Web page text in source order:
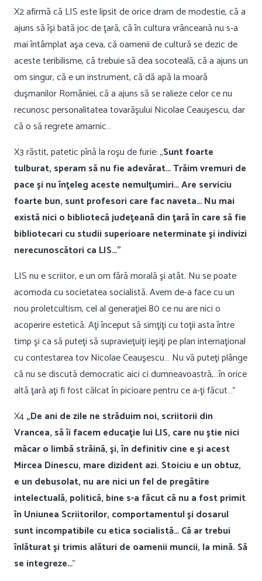
X2 afirmă că LIS este lipsit de orice dram de modestie, că a
ajuns să îşi bată joc de ţară, că în cultura vrânceană nu s-a
mai întâmplat aşa ceva, că oamenii de cultură se dezic de
aceste teribilisme, că trebuie să dea socoteală, că a ajuns un
om singur, că e un instrument, că dă apă la moară
duşmanilor României, că a ajuns să se ralieze celor ce nu
recunosc personalitatea tovarăşului Nicolae Ceauşescu, dar
că o să regrete amarnic…
X3 răstit, patetic pînă la roşu de furie: „Sunt foarte
tulburat, speram să nu fie adevărat… Trăim vremuri de
pace şi nu înţeleg aceste nemulţumiri… Are serviciu
foarte bun, sunt profesori care fac naveta… Nu mai
există nici o bibliotecă judeţeană din ţară în care să fie
bibliotecari cu studii superioare neterminate şi indivizi
nerecunoscători ca LIS…”
LIS nu e scriitor, e un om fără morală şi atât. Nu se poate
acomoda cu societatea socialistă. Avem de-a face cu un
nou proletcultism, cel al generaţiei 80 ce nu are nici o
acoperire estetică. Aţi început să simţiţi cu toţii asta între
timp şi ca să puteţi să supravieţuiţi ieşiţi pe plan internaţional
cu contestarea tov Nicolae Ceauşescu… Nu vă puteţi plânge
că nu se discută democratic aici ci dumneavoastră,…în orice
altă ţară aţi fi fost călcat în picioare pentru ce a-ţi făcut…”
X4„De ani de zile ne străduim noi, scriitorii din
Vrancea, să îi facem educaţie lui LIS, care nu ştie nici
măcar o limbă străină, şi, în definitiv cine e şi acest
Mircea Dinescu, mare dizident azi. Stoiciu e un obtuz,
e un debusolat, nu are nici un fel de pregătire
intelectuală, politică, bine s-a făcut că nu a fost primit
în Uniunea Scriitorilor, comportamentul şi dosarul
sunt incompatibile cu etica socialistă… Că ar trebui
înlăturat şi trimis alături de oamenii muncii, la mină. Să
se integreze…”